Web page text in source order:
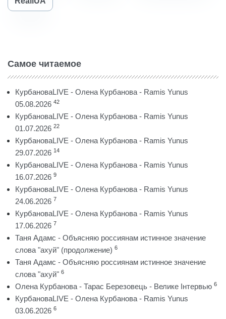
Самое читаемое
КурбановаLIVE - Олена Курбанова - Ramis Yunus
05.08.2026 42
КурбановаLIVE - Олена Курбанова - Ramis Yunus
01.07.2026 22
КурбановаLIVE - Олена Курбанова - Ramis Yunus
29.07.2026 14
КурбановаLIVE - Олена Курбанова - Ramis Yunus
16.07.2026 9
КурбановаLIVE - Олена Курбанова - Ramis Yunus
24.06.2026 7
КурбановаLIVE - Олена Курбанова - Ramis Yunus
17.06.2026 7
Таня Адамс - Объясняю россиянам истинное значение
слова "ахуй" (продолжение) 6
Таня Адамс - Объясняю россиянам истинное значение
слова "ахуй" 6
Олена Курбанова - Тарас Березовець - Велике Інтервью 6
КурбановаLIVE - Олена Курбанова - Ramis Yunus
03.06.2026 6